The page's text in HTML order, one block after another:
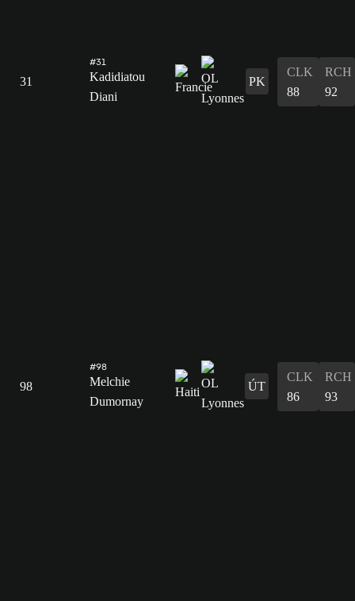
31
#31
Kadidiatou
Diani
PK
CLK
88
RCH
92
98
#98
Melchie
Dumornay
ÚT
CLK
86
RCH
93